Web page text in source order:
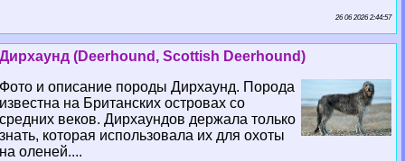
26 06 2026 2:44:57
Дирхаунд (Deerhound, Scottish Deerhound)
Фото и описание породы Дирхаунд. Порода
известна на Британских островах со
средних веков. Дирхаундов держала только
знать, которая использовала их для охоты
на оленей....